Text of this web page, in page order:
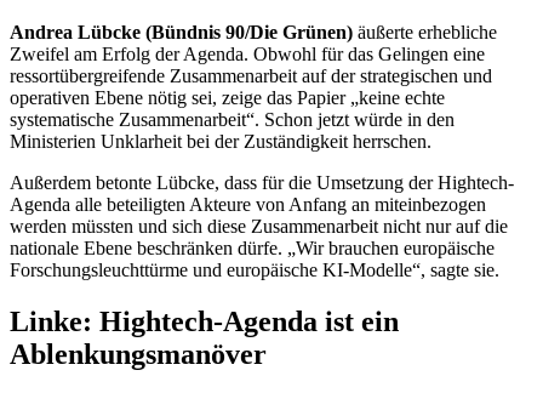
Andrea Lübcke (Bündnis 90/Die Grünen) äußerte erhebliche
Zweifel am Erfolg der Agenda. Obwohl für das Gelingen eine
ressortübergreifende Zusammenarbeit auf der strategischen und
operativen Ebene nötig sei, zeige das Papier „keine echte
systematische Zusammenarbeit“. Schon jetzt würde in den
Ministerien Unklarheit bei der Zuständigkeit herrschen.
Außerdem betonte Lübcke, dass für die Umsetzung derHightech-
Agenda alle beteiligten Akteure von Anfang an miteinbezogen
werden müssten und sich diese Zusammenarbeit nicht nur auf die
nationale Ebene beschränken dürfe. „Wir brauchen europäische
Forschungsleuchttürme und europäische KI-Modelle“, sagte sie.
Linke: Hightech-Agenda ist ein
Ablenkungsmanöver